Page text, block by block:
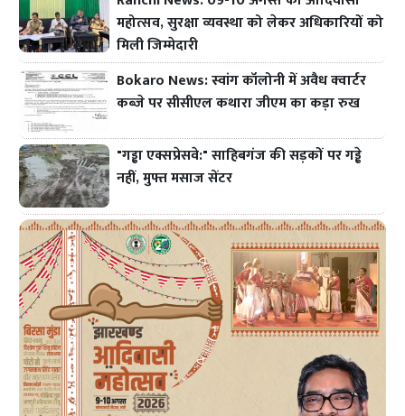
महोत्सव, सुरक्षा व्यवस्था को लेकर अधिकारियों को
मिली जिम्मेदारी
Bokaro News: स्वांग कॉलोनी में अवैध क्वार्टर
कब्जे पर सीसीएल कथारा जीएम का कड़ा रुख
"गड्ढा एक्सप्रेसवे:" साहिबगंज की सड़कों पर गड्ढे
नहीं, मुफ्त मसाज सेंटर